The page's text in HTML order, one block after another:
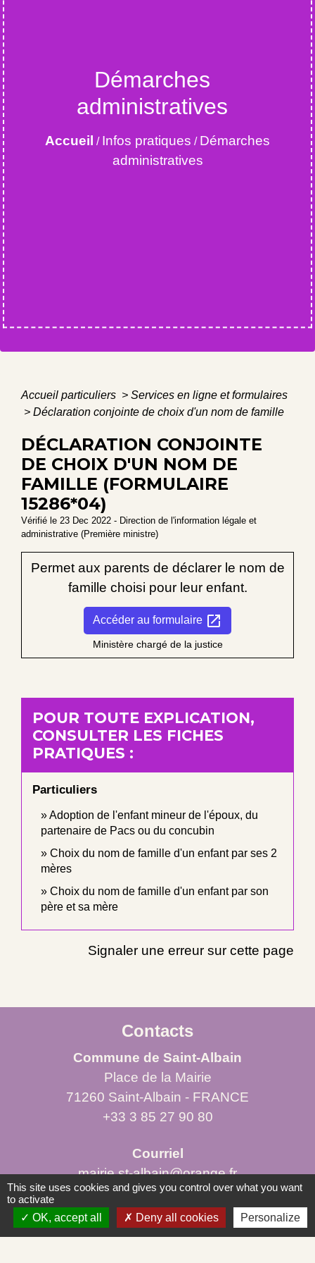
Démarches
administratives
Accueil / Infos pratiques / Démarches
administratives
Accueil particuliers > Services en ligne et formulaires
> Déclaration conjointe de choix d'un nom de famille
DÉCLARATION CONJOINTE
DE CHOIX D'UN NOM DE
FAMILLE (FORMULAIRE
15286*04)
Vérifié le 23 Dec 2022 - Direction de l'information légale et
administrative (Première ministre)
Permet aux parents de déclarer le nom de
famille choisi pour leur enfant.
Accéder au formulaire open_in_new
Ministère chargé de la justice
POUR TOUTE EXPLICATION,
CONSULTER LES FICHES
PRATIQUES :
Particuliers
Adoption de l'enfant mineur de l'époux, du
partenaire de Pacs ou du concubin
Choix du nom de famille d'un enfant par ses 2
mères
Choix du nom de famille d'un enfant par son
père et sa mère
Signaler une erreur sur cette page
Contacts
Commune de Saint-Albain
Place de la Mairie
71260 Saint-Albain - FRANCE
+33 3 85 27 90 80
Courriel
mairie.st-albain@orange.fr
Liens
This site uses cookies and gives you control over what you want
to activate
OK, accept all
Deny all cookies Personalize